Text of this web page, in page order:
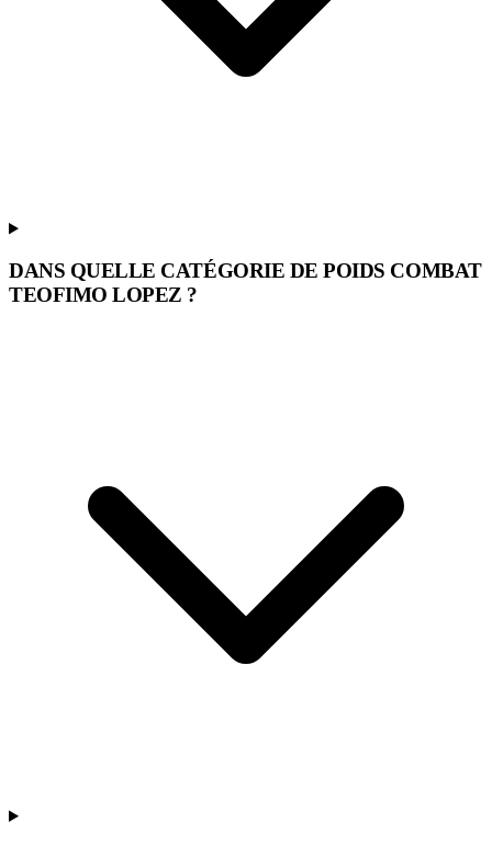
DANS QUELLE CATÉGORIE DE POIDS COMBAT
TEOFIMO LOPEZ ?